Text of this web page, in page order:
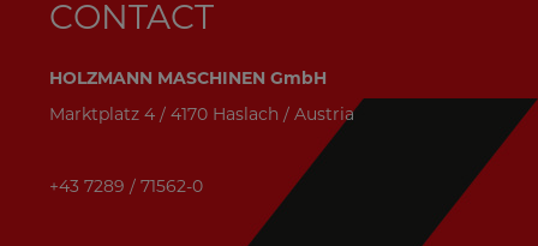
CONTACT
HOLZMANN MASCHINEN GmbH
Marktplatz 4 / 4170 Haslach / Austria
+43 7289 / 71562-0